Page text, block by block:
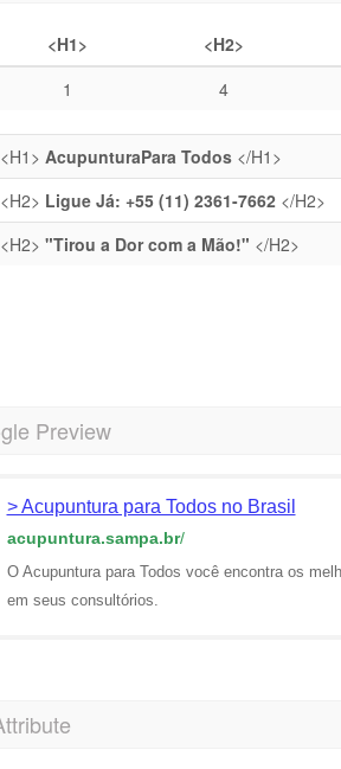
<H1> <H2>
1
4
<H1> AcupunturaPara Todos</H1>
<H2> Ligue Já: +55 (11) 2361-7662</H2>
<H2> "Tirou a Dor com a Mão!" </H2>
Preview
> Acupuntura para Todos no Brasil
acupuntura.sampa.br/
O Acupuntura para Todos você encontra os
em seus consultórios.